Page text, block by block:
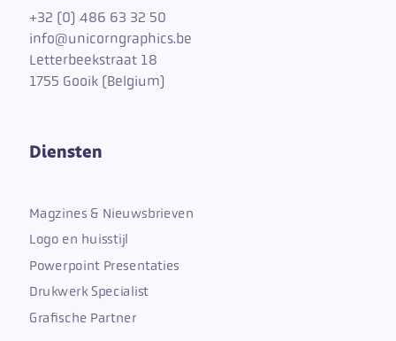
+32 (0) 486 63 32 50
info@unicorngraphics.be
Letterbeekstraat 18
1755 Gooik (Belgium)
Diensten
Magzines & Nieuwsbrieven
Logo en huisstijl
Powerpoint Presentaties
Drukwerk Specialist
Grafische Partner